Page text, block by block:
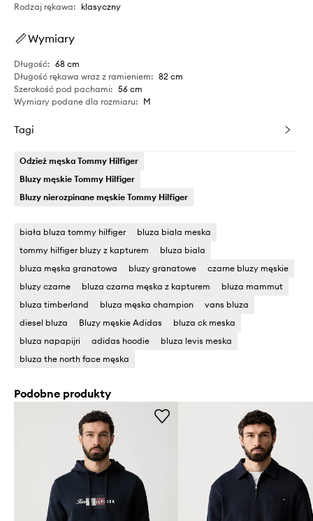
Rodzaj rękawa: klasyczny
Wymiary
Długość: 68 cm
Długość rękawa wraz z ramieniem: 82 cm
Szerokość pod pachami: 56 cm
Wymiary podane dla rozmiaru: M
Tagi
Odzież męska Tommy Hilfiger
Bluzy męskie Tommy Hilfiger
Bluzy nierozpinane męskie Tommy Hilfiger
biała bluza tommy hilfiger
bluza biala meska
tommy hilfiger bluzy z kapturem
bluza biala
bluza męska granatowa
bluzy granatowe
czarne bluzy męskie
bluzy czarne
bluza czarna męska z kapturem
bluza mammut
bluza timberland
bluza męska champion
vans bluza
diesel bluza
Bluzy męskie Adidas
bluza ck meska
bluza napapijri
adidas hoodie
bluza levis meska
bluza the north face męska
Podobne produkty